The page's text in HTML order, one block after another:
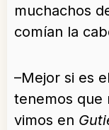
muchachos
comían la
–Mejor si es
tenemos que
vimos en